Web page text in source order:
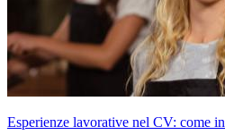
Esperienze lavorative nel CV: come